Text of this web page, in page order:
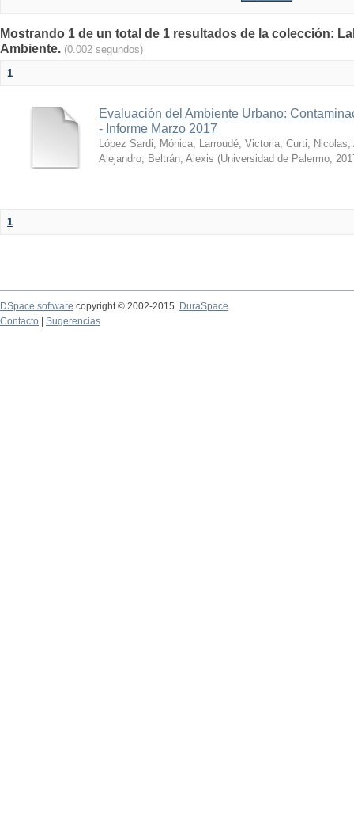
Mostrando 1 de un total de 1 resultados de la colección:
Ambiente. (0.002 segundos)
1
Evaluación del Ambiente Urbano:
- Informe Marzo 2017
López Sardi, Mónica; Larroudé, Victoria; Curti, Nicolas;
Alejandro; Beltrán, Alexis (Universidad de Palermo,
1
DSpace software copyright © 2002-2015
DuraSpace
Contacto
Sugerencias